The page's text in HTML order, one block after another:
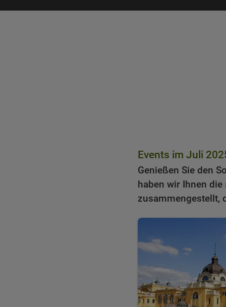
Events im Juli
Genießen Sie den
haben wir Ihnen
zusammengestellt,